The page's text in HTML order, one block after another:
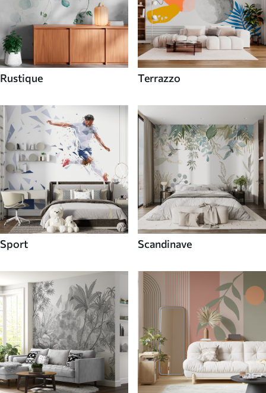
Rustique Terrazzo
Sport Scandinave